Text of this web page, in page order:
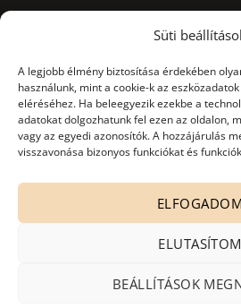
Süti
A legjobb élmény biztosítása érdekében
használunk, mint a cookie-k az
eléréséhez. Ha beleegyezik ezekbe a
adatokat dolgozhatunk fel ezen az oldalon,
vagy az egyedi azonosítók. A hozzájárulás
visszavonása bizonyos funkciókat és
ELFOGADOM
ELUTASÍTOM
BEÁLLÍTÁSOK
Adószám: 13156668-2-09
Bankszámlaszám:
10403428-50526956-71541002
Adatkezelés nyilvántartási száma:
NAIH-82806/2015.
office@niagarasystem.hu
+36 52 535 712